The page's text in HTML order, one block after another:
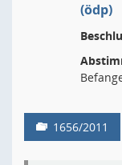
(ödp)
1656/2011